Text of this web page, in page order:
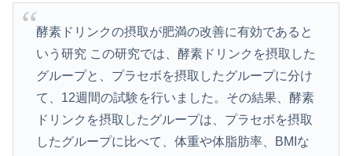
酵素ドリンクの摂取が肥満の改善に有効であると
いう研究 この研究では、酵素ドリンクを摂取した
グループと、プラセボを摂取したグループに分け
て、12週間の試験を行いました。その結果、酵素
ドリンクを摂取したグループは、プラセボを摂取
したグループに比べて、体重や体脂肪率、BMIな